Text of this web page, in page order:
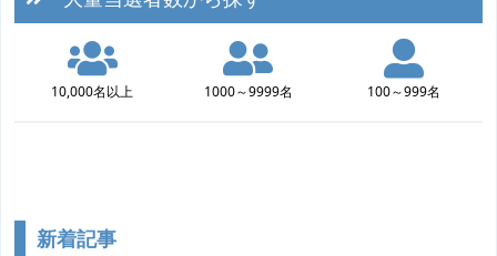
10,000名以上 1000～9999名 100～999名
新着記事